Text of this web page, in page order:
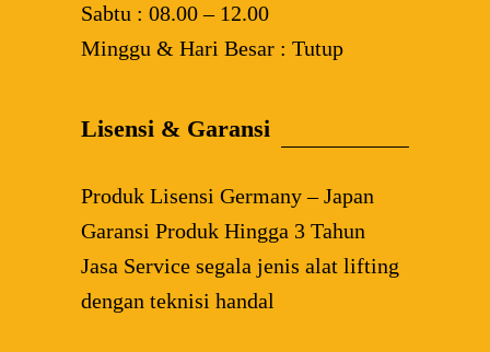
Sabtu : 08.00 – 12.00
Minggu & Hari Besar : Tutup
Lisensi & Garansi
Produk Lisensi Germany – Japan
Garansi Produk Hingga 3 Tahun
Jasa Service segala jenis alat lifting
dengan teknisi handal